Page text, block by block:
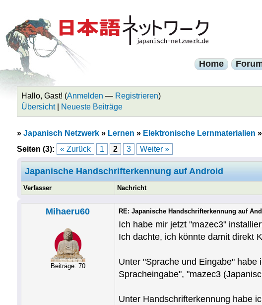
Home
Hallo, Gast! (Anmelden — Registrieren)
Übersicht| Neueste Beiträge
» Japanisch Netzwerk» Lernen » Elektronische Lernmaterialien »
Seiten (3):
« Zurück 1 2 3 Weiter »
Japanische Handschrifterkennung auf Android
Verfasser Nachricht
Mihaeru60
Beiträge: 70
RE: Japanische Handschrifterkennung auf
Ich habe mir jetzt "mazec3"
Ich dachte, ich könnte damit direkt
Unter "Sprache und Eingabe"
Spracheingabe", "mazec3
Unter Handschrifterkennung habe